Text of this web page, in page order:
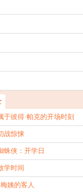
于彼得·帕克的开场时刻
战惊悚
蛛侠：开学日
学时间
姨的客人